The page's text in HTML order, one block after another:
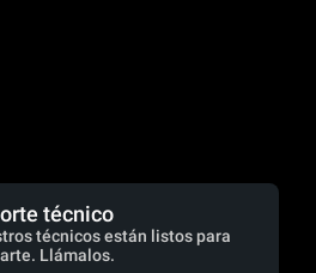
técnico
técnicos están listos para
Llámalos.